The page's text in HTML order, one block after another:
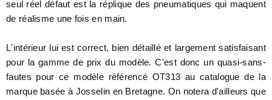
seul réel défaut est la réplique des pneumatiques qui maquent
de réalisme une fois en main.
L'intérieur lui est correct, bien détaillé et largement satisfaisant
pour la gamme de prix du modèle. C'est donc un quasi-sans-
fautes pour ce modèle référencé OT313 au catalogue de la
marque basée à Josselin en Bretagne. On notera d'ailleurs que